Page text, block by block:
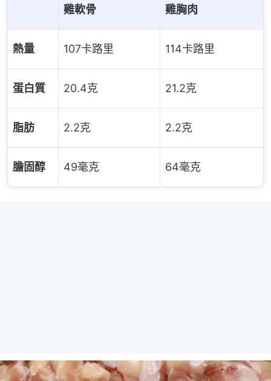
雞軟骨 雞胸肉
熱量 107卡路里 114卡路里
蛋白質 20.4克 21.2克
脂肪 2.2克 2.2克
膽固醇 49毫克 64毫克